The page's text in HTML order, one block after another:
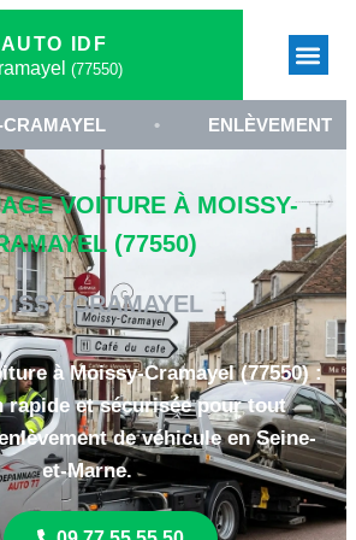
IDF
(77550)
• ENLÈVEMENT
VOITURE À MOISSY-
(77550)
CRAMAYEL
à Moissy-Cramayel (77550) :
rapide et sécurisée pour tout
de véhicule en Seine-
et-Marne.